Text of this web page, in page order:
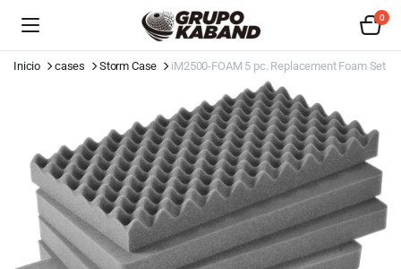
0
Inicio cases Storm Case iM2500-FOAM 5 pc. Replacement Foam Set